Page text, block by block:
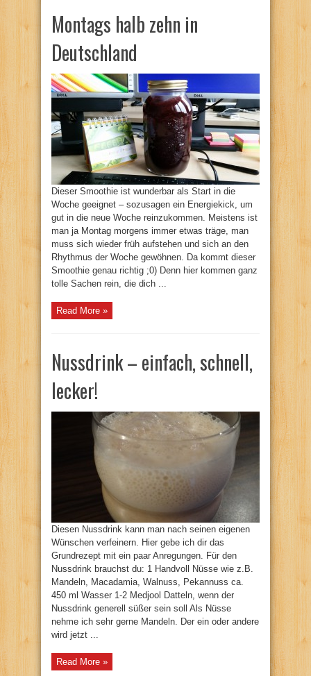
Montags halb zehn in
Deutschland
Dieser Smoothie ist wunderbar als Start in die
Woche geeignet – sozusagen ein Energiekick, um
gut in die neue Woche reinzukommen. Meistens ist
man ja Montag morgens immer etwas träge, man
muss sich wieder früh aufstehen und sich an den
Rhythmus der Woche gewöhnen. Da kommt dieser
Smoothie genau richtig ;0) Denn hier kommen ganz
tolle Sachen rein, die dich ...
Read More »
Nussdrink – einfach, schnell,
lecker!
Diesen Nussdrink kann man nach seinen eigenen
Wünschen verfeinern. Hier gebe ich dir das
Grundrezept mit ein paar Anregungen. Für den
Nussdrink brauchst du: 1 Handvoll Nüsse wie z.B.
Mandeln, Macadamia, Walnuss, Pekannuss ca.
450 ml Wasser 1-2 Medjool Datteln, wenn der
Nussdrink generell süßer sein soll Als Nüsse
nehme ich sehr gerne Mandeln. Der ein oder andere
wird jetzt ...
Read More »